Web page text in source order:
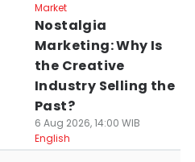
Market
Nostalgia
Marketing: Why Is
the Creative
Industry Selling the
Past?
6 Aug 2026, 14:00 WIB
English